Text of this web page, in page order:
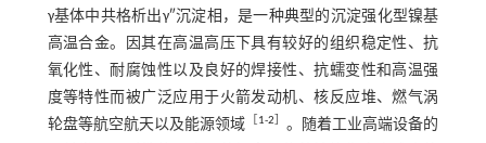
γ基体中共格析出γ″沉淀相，是一种典型的沉淀强化型镍基
高温合金。因其在高温高压下具有较好的组织稳定性、抗
氧化性、耐腐蚀性以及良好的焊接性、抗蠕变性和高温强
度等特性而被广泛应用于火箭发动机、核反应堆、燃气涡
轮盘等航空航天以及能源领域
1-2
。随着工业高端设备的